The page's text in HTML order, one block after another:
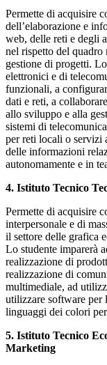
Permette di acquisire
dell’elaborazione e
web, delle reti e degli
nel rispetto del quadro
gestione di progetti.
elettronici e di
funzionali, a
dati e reti, a
allo sviluppo e alla
sistemi di
per reti locali o servizi
delle informazioni
autonomamente e in
4. Istituto Tecnico
Permette di acquisire
interpersonale e di
il settore delle grafica
Lo studente imparerà
realizzazione di
realizzazione di
multimediale, ad
utilizzare software per
linguaggi dei colori
5. Istituto Tecnico
Marketing